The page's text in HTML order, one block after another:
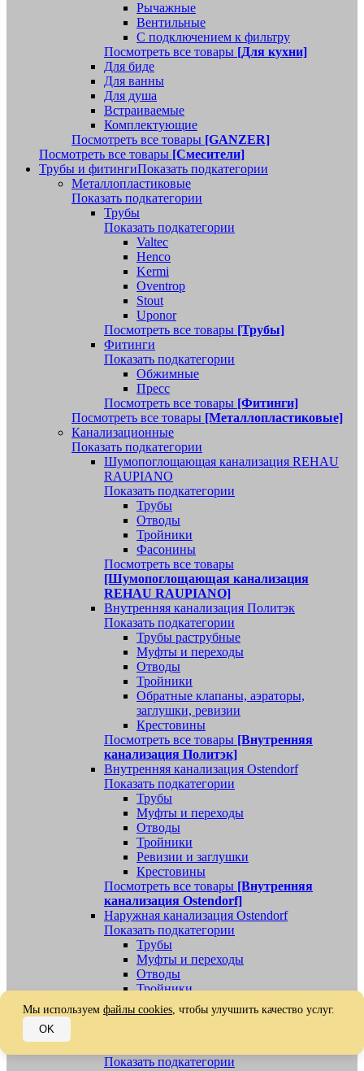
Рычажные
Вентильные
С подключением к фильтру
Посмотреть все товары [Для кухни]
Для биде
Для ванны
Для душа
Встраиваемые
Комплектующие
Посмотреть все товары [GANZER]
Посмотреть все товары [Смесители]
Трубы и фитингиПоказать подкатегории
Металлопластиковые
Показать подкатегории
Трубы
Показать подкатегории
Valtec
Henco
Kermi
Oventrop
Stout
Uponor
Посмотреть все товары [Трубы]
Фитинги
Показать подкатегории
Обжимные
Пресс
Посмотреть все товары [Фитинги]
Посмотреть все товары [Металлопластиковые]
Канализационные
Показать подкатегории
Шумопоглощающая канализация REHAU
RAUPIANO
Показать подкатегории
Трубы
Отводы
Тройники
Фасонины
Посмотреть все товары
[Шумопоглощающая канализация
REHAU RAUPIANO]
Внутренняя канализация Политэк
Показать подкатегории
Трубы раструбные
Муфты и переходы
Отводы
Тройники
Обратные клапаны, аэраторы,
заглушки, ревизии
Крестовины
Посмотреть все товары [Внутренняя
канализация Политэк]
Внутренняя канализация Ostendorf
Показать подкатегории
Трубы
Муфты и переходы
Отводы
Тройники
Ревизии и заглушки
Крестовины
Посмотреть все товары [Внутренняя
канализация Ostendorf]
Наружная канализация Ostendorf
Показать подкатегории
Трубы
Муфты и переходы
Отводы
Тройники
Ревизии, заглушки, обратные клапаны
Посмотреть все товары[Наружная
Показать подкатегории
Мы используем файлы cookies, чтобы улучшить качество услуг.
OK